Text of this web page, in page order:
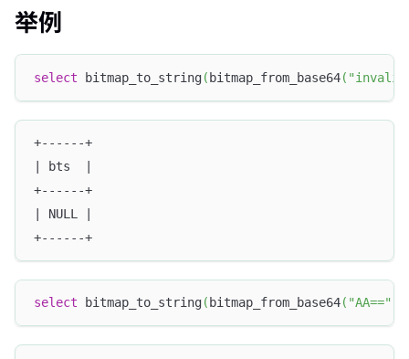
举例
select bitmap_to_string( bitmap_from_base64(
+------+
| bts  |
+------+
| NULL |
+------+
select bitmap_to_string( bitmap_from_base64( "AA=="